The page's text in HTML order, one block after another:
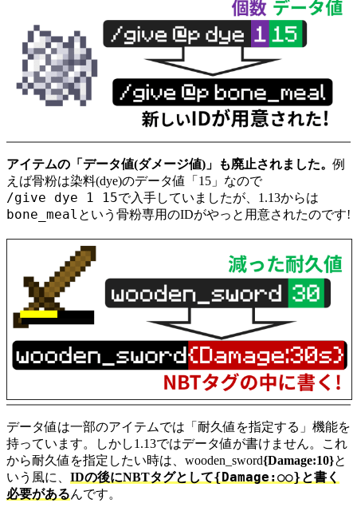
アイテムの「データ値(ダメージ値)」も廃止されました。例
えば骨粉は染料(dye)のデータ値「 15 」なので
/give dye 1 15で入手していましたが、1.13からは
bone_meal という骨粉専用のIDがやっと用意されたのです!
データ値は一部のアイテムでは「耐久値を指定する」機能を
持っています。しかし1.13ではデータ値が書けません。これ
から耐久値を指定したい時は、 wooden_sword{Damage:10}と
いう風に、 IDの後にNBTタグとして{Damage:○○}と書く
必要があるんです。